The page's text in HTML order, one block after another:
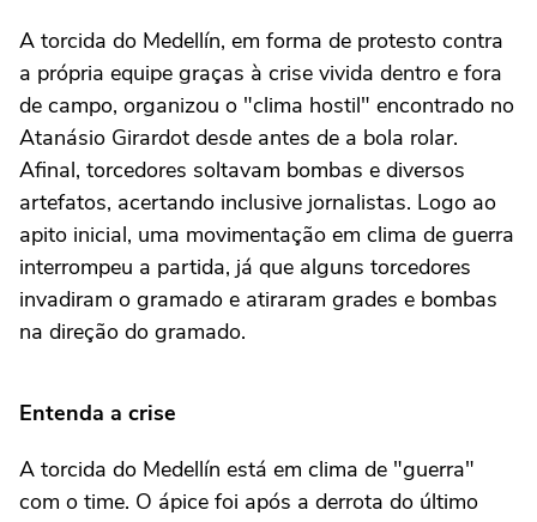
A torcida do Medellín, em forma de protesto contra
a própria equipe graças à crise vivida dentro e fora
de campo, organizou o "clima hostil" encontrado no
Atanásio Girardot desde antes de a bola rolar.
Afinal, torcedores soltavam bombas e diversos
artefatos, acertando inclusive jornalistas. Logo ao
apito inicial, uma movimentação em clima de guerra
interrompeu a partida, já que alguns torcedores
invadiram o gramado e atiraram grades e bombas
na direção do gramado.
Entenda a crise
A torcida do Medellín está em clima de "guerra"
com o time. O ápice foi após a derrota do último